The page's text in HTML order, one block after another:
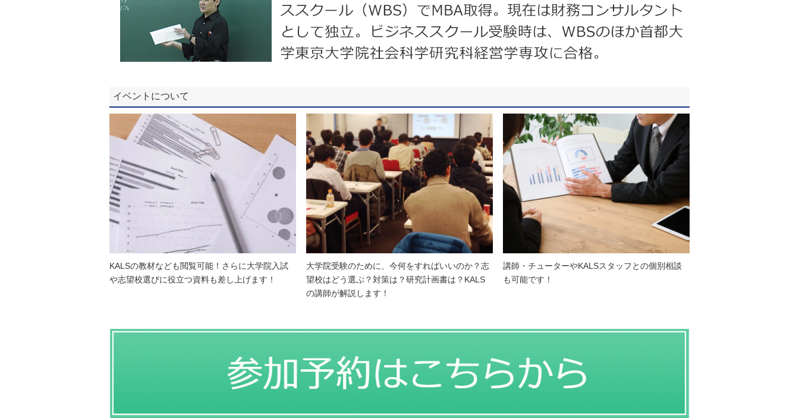
イベントについて
KALSの教材なども閲覧可能！さらに大学院入試
や志望校選びに役立つ資料も差し上げます！
大学院受験のために、今何をすればいいのか？志
望校はどう選ぶ？対策は？研究計画書は？KALS
の講師が解説します！
講師・チューターやKALSスタッフとの個別相談
も可能です！